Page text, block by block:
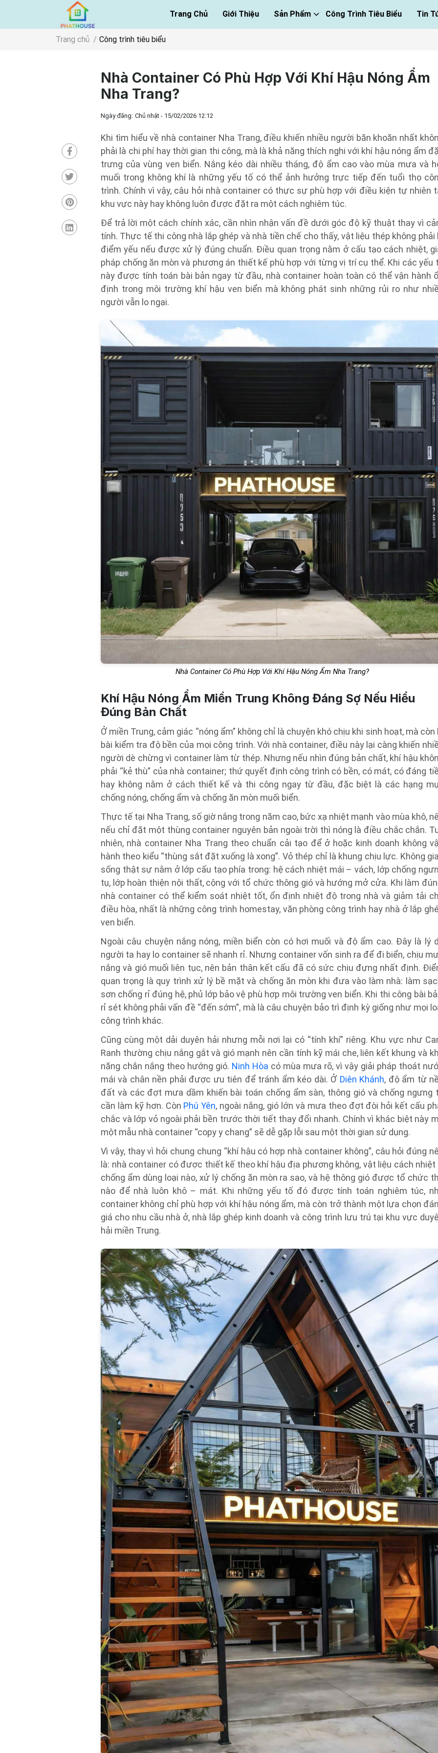
Trang Chủ Giới Thiệu Sản Phẩm Công Trình Tiêu Biểu Tin
Trang chủ Công trình tiêu biểu
Nhà Container Có Phù Hợp Với Khí Hậu Nóng Ẩm
Nha Trang?
Ngày đăng: Chủ nhật - 15/02/2026 12:12
Khi tìm hiểu về nhà container Nha Trang, điều khiến nhiều người băn khoăn nhất
phải là chi phí hay thời gian thi công, mà là khả năng thích nghi với khí hậu nóng ẩm
trưng của vùng ven biển. Nắng kéo dài nhiều tháng, độ ẩm cao vào mùa mưa và
muối trong không khí là những yếu tố có thể ảnh hưởng trực tiếp đến tuổi thọ
trình. Chính vì vậy, câu hỏi nhà container có thực sự phù hợp với điều kiện tự nhiên
khu vực này hay không luôn được đặt ra một cách nghiêm túc.
Để trả lời một cách chính xác, cần nhìn nhận vấn đề dưới góc độ kỹ thuật thay vì
tính. Thực tế thi công nhà lắp ghép và nhà tiền chế cho thấy, vật liệu thép không phải
điểm yếu nếu được xử lý đúng chuẩn. Điều quan trọng nằm ở cấu tạo cách nhiệt,
pháp chống ăn mòn và phương án thiết kế phù hợp với từng vị trí cụ thể. Khi các yếu
này được tính toán bài bản ngay từ đầu, nhà container hoàn toàn có thể vận hành
định trong môi trường khí hậu ven biển mà không phát sinh những rủi ro như
người vẫn lo ngại.
Nhà Container Có Phù Hợp Với Khí Hậu Nóng Ẩm Nha Trang?
Khí Hậu Nóng Ẩm Miền Trung Không Đáng Sợ Nếu Hiểu
Đúng Bản Chất
Ở miền Trung, cảm giác “nóng ẩm” không chỉ là chuyện khó chịu khi sinh hoạt, mà còn
bài kiểm tra độ bền của mọi công trình. Với nhà container, điều này lại càng khiến
người dè chừng vì container làm từ thép. Nhưng nếu nhìn đúng bản chất, khí hậu
phải “kẻ thù” của nhà container; thứ quyết định công trình có bền, có mát, có đáng
hay không nằm ở cách thiết kế và thi công ngay từ đầu, đặc biệt là các hạng
chống nóng, chống ẩm và chống ăn mòn muối biển.
Thực tế tại Nha Trang, số giờ nắng trong năm cao, bức xạ nhiệt mạnh vào mùa khô,
nếu chỉ đặt một thùng container nguyên bản ngoài trời thì nóng là điều chắc chắn.
nhiên, nhà container Nha Trang theo chuẩn cải tạo để ở hoặc kinh doanh không
hành theo kiểu “thùng sắt đặt xuống là xong”. Vỏ thép chỉ là khung chịu lực. Không
sống thật sự nằm ở lớp cấu tạo phía trong: hệ cách nhiệt mái – vách, lớp chống
tụ, lớp hoàn thiện nội thất, cộng với tổ chức thông gió và hướng mở cửa. Khi làm
nhà container có thể kiểm soát nhiệt tốt, ổn định nhiệt độ trong nhà và giảm tải
điều hòa, nhất là những công trình homestay, văn phòng công trình hay nhà ở lắp
ven biển.
Ngoài câu chuyện nắng nóng, miền biển còn có hơi muối và độ ẩm cao. Đây là lý
người ta hay lo container sẽ nhanh rỉ. Nhưng container vốn sinh ra để đi biển, chịu
nắng và gió muối liên tục, nên bản thân kết cấu đã có sức chịu đựng nhất định.
quan trọng là quy trình xử lý bề mặt và chống ăn mòn khi đưa vào làm nhà: làm
sơn chống rỉ đúng hệ, phủ lớp bảo vệ phù hợp môi trường ven biển. Khi thi công bài
rỉ sét không phải vấn đề “đến sớm”, mà là câu chuyện bảo trì định kỳ giống như mọi
công trình khác.
Cũng cùng một dải duyên hải nhưng mỗi nơi lại có “tính khí” riêng. Khu vực như
Ranh thường chịu nắng gắt và gió mạnh nên cần tính kỹ mái che, liên kết khung và
năng chắn nắng theo hướng gió. Ninh Hòa có mùa mưa rõ, vì vậy giải pháp thoát
mái và chân nền phải được ưu tiên để tránh ẩm kéo dài. Ở Diên Khánh, độ ẩm từ
đất và các đợt mưa dầm khiến bài toán chống ẩm sàn, thông gió và chống ngưng
cần làm kỹ hơn. Còn Phú Yên, ngoài nắng, gió lớn và mưa theo đợt đòi hỏi kết cấu
chắc và lớp vỏ ngoài phải bền trước thời tiết thay đổi nhanh. Chính vì khác biệt này
một mẫu nhà container “copy y chang” sẽ dễ gặp lỗi sau một thời gian sử dụng.
Vì vậy, thay vì hỏi chung chung “khí hậu có hợp nhà container không”, câu hỏi đúng
là: nhà container có được thiết kế theo khí hậu địa phương không, vật liệu cách nhiệt
chống ẩm dùng loại nào, xử lý chống ăn mòn ra sao, và hệ thông gió được tổ chức
nào để nhà luôn khô – mát. Khi những yếu tố đó được tính toán nghiêm túc,
container không chỉ phù hợp với khí hậu nóng ẩm, mà còn trở thành một lựa chọn
giá cho nhu cầu nhà ở, nhà lắp ghép kinh doanh và công trình lưu trú tại khu vực
hải miền Trung.